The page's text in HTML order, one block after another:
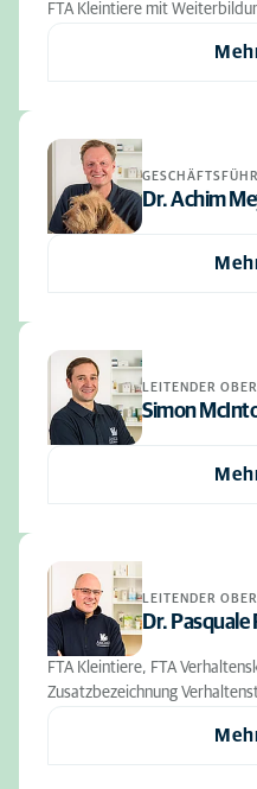
FTA Kleintiere mit
Dr. Achim
LEITENDER
Simon
LEITENDER
Dr.
FTA Kleintiere, FTA
Zusatzbezeichnung